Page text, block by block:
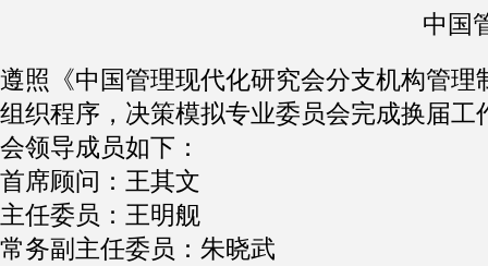
中国
遵照《中国管理现代化研究会分支机构管理
组织程序，决策模拟专业委员会完成换届工
会领导成员如下：
首席顾问：王其文
主任委员：王明舰
常务副主任委员：朱晓武